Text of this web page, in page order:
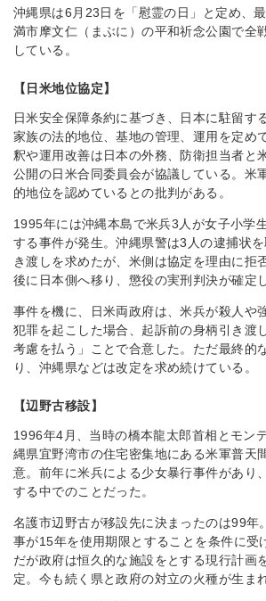
沖縄県は6月23日を「慰霊の日」と定め、
満市摩文仁（まぶに）の平和祈念公園で全
している。
【日米地位協定】
日米安全保障条約に基づき、日本に駐留す
家族の法的地位、基地の管理、運用を定め
釈や運用改善は日本の外務、防衛担当者と
公開の日米合同委員会が協議している。米
的地位を認めているとの批判がある。
1995年には沖縄本島で米兵3人が女子小学
する事件が発生。沖縄県警は3人の逮捕状
き渡しを求めたが、米側は協定を理由に拒
後に日本側へ移り、懲役の実刑判決が確定
事件を機に、日米両政府は、米兵が殺人や
犯罪を起こした場合、起訴前の身柄引き渡
考慮を払う」ことで合意した。ただ最終的
り、沖縄県などは改定を求め続けている。
【辺野古移設】
1996年4月、当時の橋本龍太郎首相とモン
縄県宜野湾市の住宅密集地にある米軍普天
意。前年に米兵による少女暴行事件があり
する中でのことだった。
名護市辺野古が移設先に決まったのは99年
事が15年を使用期限とすることを条件に受
だが政府は恒久的な施設をとする現行計画
定。今も続く県と政府の対立の火種が生ま